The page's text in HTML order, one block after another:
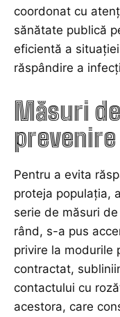
coordonat cu
sănătate publică
eficientă a
răspândire a
Măsuri
prevenire
Pentru a evita
proteja populația,
serie de măsuri
rând, s-a pus
privire la modurile
contractat,
contactului cu
acestora, care